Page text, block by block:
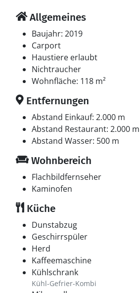
Allgemeines
Baujahr: 2019
Carport
Haustiere erlaubt
Nichtraucher
Wohnfläche: 118 m²
Entfernungen
Abstand Einkauf: 2.000 m
Abstand Restaurant: 2.000 m
Abstand Wasser: 500 m
Wohnbereich
Flachbildfernseher
Kaminofen
Küche
Dunstabzug
Geschirrspüler
Herd
Kaffeemaschine
Kühlschrank
Kühl-Gefrier-Kombi